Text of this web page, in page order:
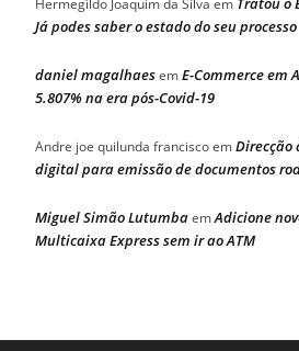
Hermegildo Joaquim da Silva em
Já podes saber o estado do seu processo
daniel magalhaesemE-Commerce em
5.807% na era pós-Covid-19
Andre joe quilunda franciscoemDirecção
digital para emissão de documentos
Miguel Simão LutumbaemAdicione
Multicaixa Express sem ir ao ATM